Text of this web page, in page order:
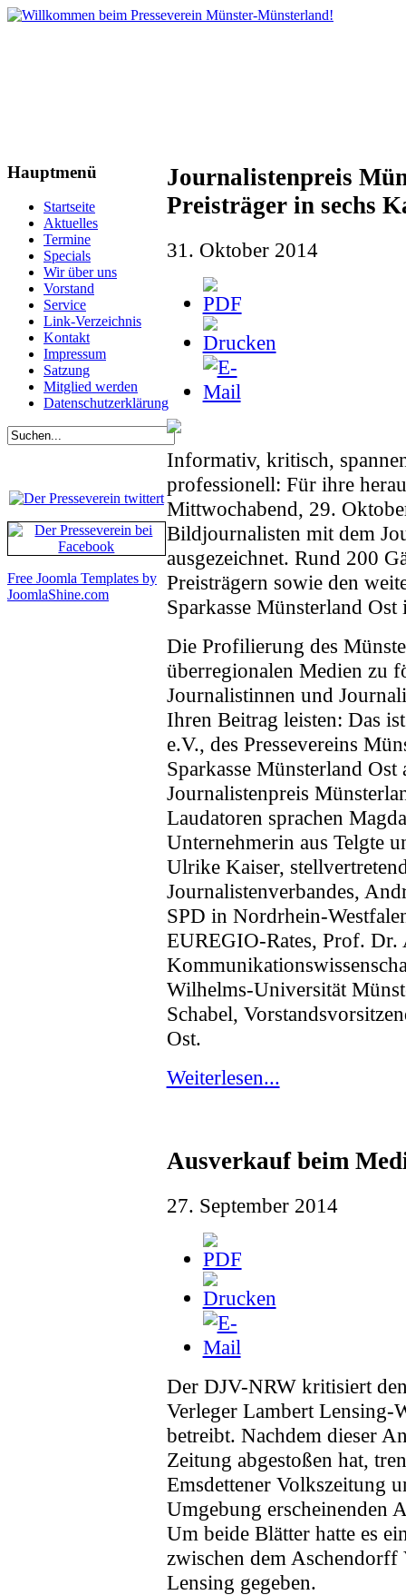
Journalistenpreis
Preisträger in sechs
31. Oktober 2014
Informativ, kritisch,
professionell: Für ihre
Mittwochabend, 29.
Bildjournalisten mit dem
ausgezeichnet. Rund 200
Preisträgern sowie den
Sparkasse Münsterland
Die Profilierung des
überregionalen Medien zu
Journalistinnen und
Ihren Beitrag leisten: Das
e.V., des Pressevereins
Sparkasse Münsterland
Journalistenpreis
Laudatoren sprachen
Unternehmerin aus Telgte
Ulrike Kaiser,
Journalistenverbandes,
SPD in Nordrhein-
EUREGIO-Rates, Prof.
Wilhelms-Universität
Schabel,
Ost.
Weiterlesen...
Ausverkauf beim
27. September 2014
Der DJV-NRW kritisiert
Verleger Lambert
betreibt. Nachdem dieser
Zeitung abgestoßen hat,
Emsdettener Volkszeitung
Umgebung erscheinenden
Um beide Blätter hatte es
zwischen dem Aschendorff
Lensing gegeben.
Hauptmenü
Startseite
Aktuelles
Termine
Specials
Wir über uns
Vorstand
Service
Link-Verzeichnis
Kontakt
Impressum
Satzung
Mitglied werden
Datenschutzerklärung
Free Joomla Templates by
JoomlaShine.com